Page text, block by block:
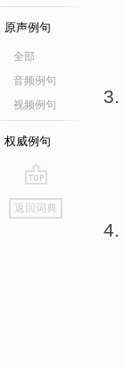
原声例句
全部
音频例句
视频例句
权威例句
go
top
返回词典